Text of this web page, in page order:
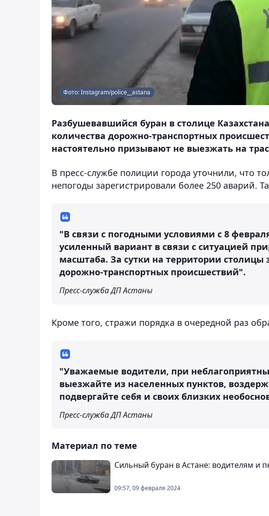
Фото: Instagram/police__astana
Разбушевавшийся буран в столице
количества дорожно-транспортных
настоятельно призывают не выезжать на
В пресс-службе полиции города уточнили, что
непогоды зарегистрировали более 250 аварий.
"В связи с погодными условиями с 8
усиленный вариант в связи с ситуацией
масштаба. За сутки на территории столицы
дорожно-транспортных происшествий".
Пресс-служба ДП Астаны
Кроме того, стражи порядка в очередной раз
"Уважаемые водители, при
выезжайте из населенных пунктов,
подвергайте себя и своих близких
Пресс-служба ДП Астаны
Материал по теме
Сильный буран в Астане: водителям
09:57, 09 февраля 2024